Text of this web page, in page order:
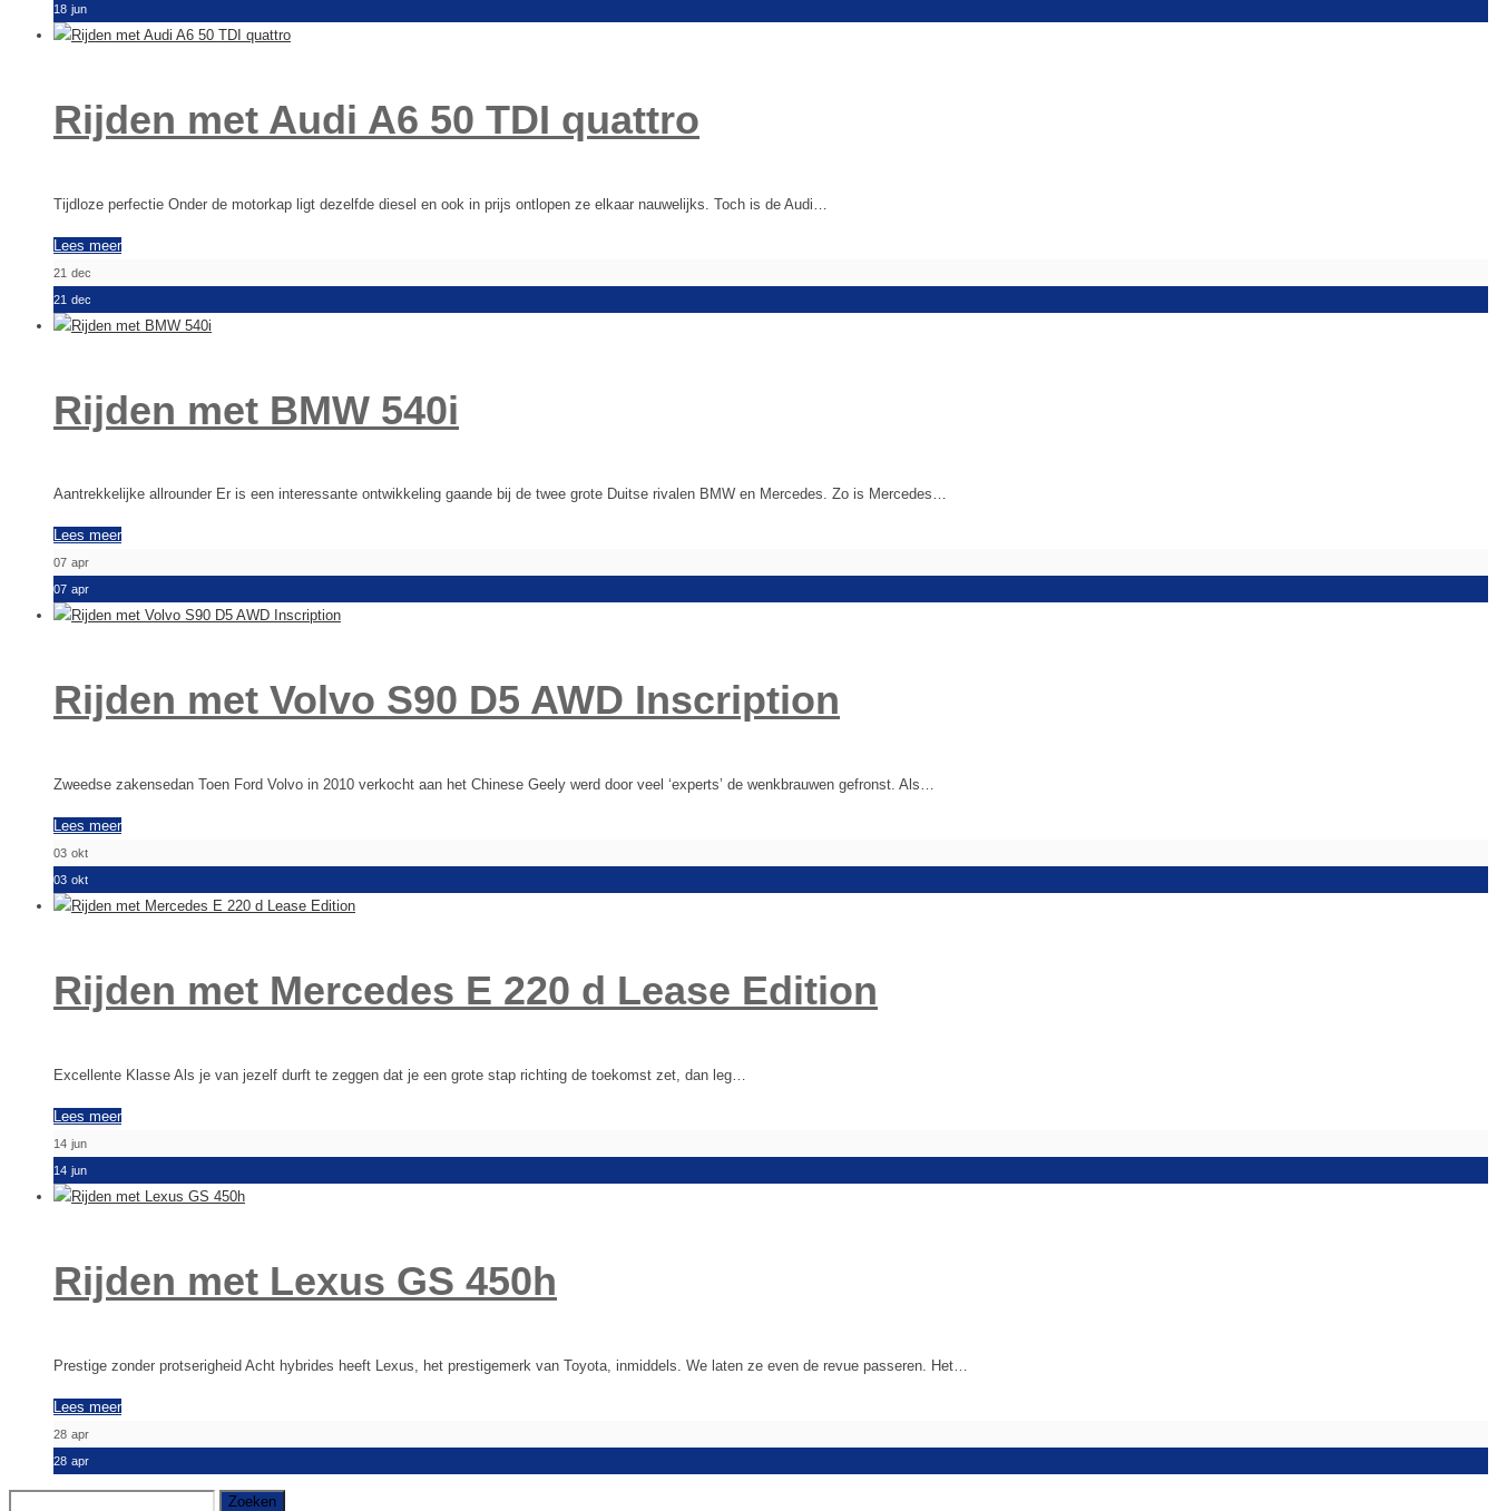
18 jun
Rijden met Audi A6 50 TDI quattro
Tijdloze perfectie Onder de motorkap ligt dezelfde diesel en ook in prijs ontlopen ze elkaar nauwelijks. Toch is de Audi…
Lees meer
21 dec
21 dec
Rijden met BMW 540i
Aantrekkelijke allrounder Er is een interessante ontwikkeling gaande bij de twee grote Duitse rivalen BMW en Mercedes. Zo is Mercedes…
Lees meer
07 apr
07 apr
Rijden met Volvo S90 D5 AWD Inscription
Zweedse zakensedan Toen Ford Volvo in 2010 verkocht aan het Chinese Geely werd door veel ‘experts’ de wenkbrauwen gefronst. Als…
Lees meer
03 okt
03 okt
Rijden met Mercedes E 220 d Lease Edition
Excellente Klasse Als je van jezelf durft te zeggen dat je een grote stap richting de toekomst zet, dan leg…
Lees meer
14 jun
14 jun
Rijden met Lexus GS 450h
Prestige zonder protserigheid Acht hybrides heeft Lexus, het prestigemerk van Toyota, inmiddels. We laten ze even de revue passeren. Het…
Lees meer
28 apr
28 apr